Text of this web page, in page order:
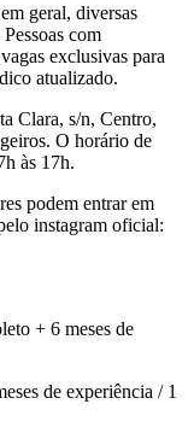
geral, diversas
com
exclusivas para
atualizado.
Clara, s/n, Centro,
O horário de
às 17h.
podem entrar em
instagram oficial:
+ 6 meses de
de experiência / 1